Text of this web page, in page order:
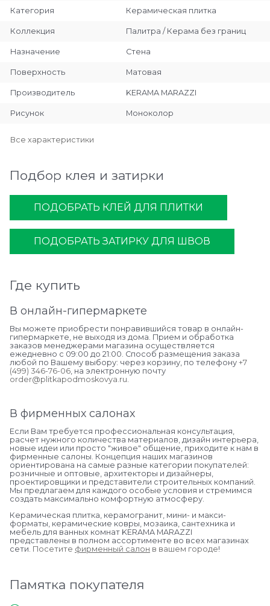
Категория Керамическая плитка
Коллекция Палитра / Керама без границ
Назначение Стена
Поверхность Матовая
Производитель KERAMA MARAZZI
Рисунок Моноколор
Все характеристики
Подбор клея и затирки
ПОДОБРАТЬ КЛЕЙ ДЛЯ ПЛИТКИ
ПОДОБРАТЬ ЗАТИРКУ ДЛЯ ШВОВ
Где купить
В онлайн-гипермаркете
Вы можете приобрести понравившийся товар в онлайн-
гипермаркете, не выходя из дома. Прием и обработка
заказов менеджерами магазина осуществляется
ежедневно с 09:00 до 21:00. Способ размещения заказа
любой по Вашему выбору: через корзину, по телефону +7
(499) 346-76-06 , на электронную почту
order@plitkapodmoskovya.ru
В фирменных салонах
Если Вам требуется профессиональная консультация,
расчет нужного количества материалов, дизайн интерьера,
новые идеи или просто "живое" общение, приходите к нам в
фирменные салоны. Концепция наших магазинов
ориентирована на самые разные категории покупателей:
розничные и оптовые, архитекторы и дизайнеры,
проектировщики и представители строительных компаний.
Мы предлагаем для каждого особые условия и стремимся
создать максимально комфортную атмосферу.
Керамическая плитка, керамогранит, мини- и макси-
форматы, керамические ковры, мозаика, сантехника и
мебель для ванных комнат KERAMA MARAZZI
представлены в полном ассортименте во всех магазинах
сети. Посетите фирменный салон в вашем городе!
Памятка покупателя